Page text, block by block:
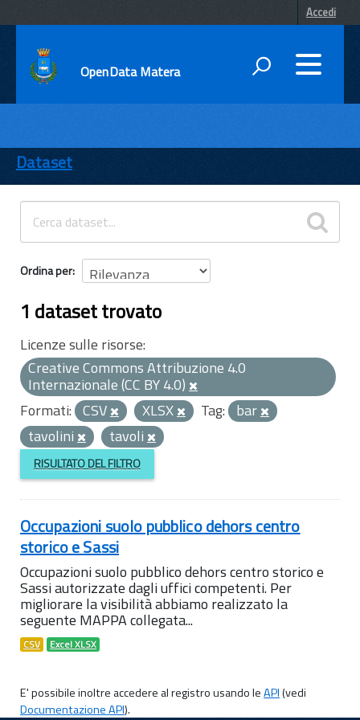
Accedi
OpenData Matera
ENTI
TEMI
INFORMAZIONI
Dataset
Ordina per
1 dataset trovato
Licenze sulle risorse:
Creative Commons Attribuzione 4.0
Internazionale (CC BY 4.0)
Formati: CSV XLSX Tag: bar
tavolini
tavoli
RISULTATO DEL FILTRO
Occupazioni suolo pubblico dehors centro
storico e Sassi
Occupazioni suolo pubblico dehors centro storico e
Sassi autorizzate dagli uffici competenti. Per
migliorare la visibilità abbiamo realizzato la
seguente MAPPA collegata...
CSV Excel XLSX
E' possibile inoltre accedere al registro usando leAPI(vedi
Documentazione API).